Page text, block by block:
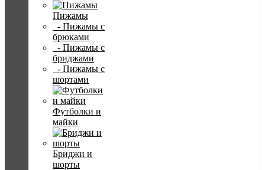
Пижамы
- Пижамы с
брюками
- Пижамы с
бриджами
- Пижамы с
шортами
Футболки и
майки
Бриджи и
шорты